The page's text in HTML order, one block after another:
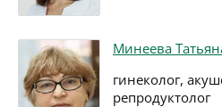
Минеева
гинеколог,
репродуктолог